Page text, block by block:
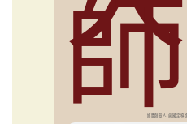
師
媒體創意人 俞國定導讀